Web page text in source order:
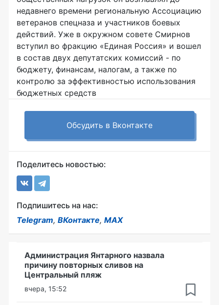
недавнего времени региональную Ассоциацию
ветеранов спецназа и участников боевых
действий. Уже в окружном совете Смирнов
вступил во фракцию «Единая Россия» и вошел
в состав двух депутатских комиссий - по
бюджету, финансам, налогам, а также по
контролю за эффективностью использования
бюджетных средств
Обсудить в Вконтакте
Поделитесь новостью:
Подпишитесь на нас:
Telegram, ВКонтакте, MAX
Администрация Янтарного назвала
причину повторных сливов на
Центральный пляж
вчера, 15:52